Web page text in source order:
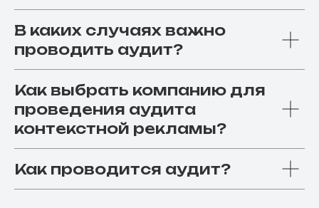
В каких случаях важно
проводить аудит?
Как выбрать компанию для
проведения аудита
контекстной рекламы?
Как проводится аудит?